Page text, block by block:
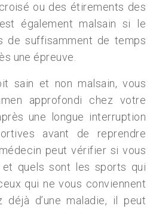
ou des étirements des
également malsain si le
de suffisamment de temps
une épreuve.
sain et non malsain, vous
approfondi chez votre
une longue interruption
avant de reprendre
peut vérifier si vous
quels sont les sports qui
qui ne vous conviennent
déjà d’une maladie, il peut